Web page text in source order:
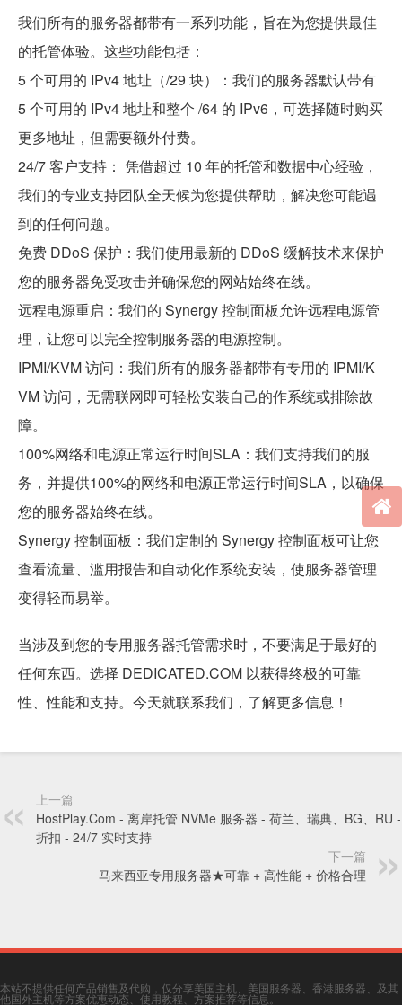
我们所有的服务器都带有一系列功能，旨在为您提供最佳
的托管体验。这些功能包括：
5 个可用的 IPv4 地址（/29 块）：我们的服务器默认带有
5 个可用的 IPv4 地址和整个 /64 的 IPv6，可选择随时购买
更多地址，但需要额外付费。
24/7 客户支持： 凭借超过 10 年的托管和数据中心经验，
我们的专业支持团队全天候为您提供帮助，解决您可能遇
到的任何问题。
免费 DDoS 保护：我们使用最新的 DDoS 缓解技术来保护
您的服务器免受攻击并确保您的网站始终在线。
远程电源重启：我们的 Synergy 控制面板允许远程电源管
理，让您可以完全控制服务器的电源控制。
IPMI/KVM 访问：我们所有的服务器都带有专用的 IPMI/K
VM 访问，无需联网即可轻松安装自己的作系统或排除故
障。
100%网络和电源正常运行时间SLA：我们支持我们的服
务，并提供100%的网络和电源正常运行时间SLA，以确保
您的服务器始终在线。
Synergy 控制面板：我们定制的 Synergy 控制面板可让您
查看流量、滥用报告和自动化作系统安装，使服务器管理
变得轻而易举。
当涉及到您的专用服务器托管需求时，不要满足于最好的
任何东西。选择 DEDICATED.COM 以获得终极的可靠
性、性能和支持。今天就联系我们，了解更多信息！
上一篇
HostPlay.Com - 离岸托管 NVMe 服务器 - 荷兰、瑞典、BG、RU
折扣 - 24/7 实时支持
下一篇
马来西亚专用服务器★可靠 + 高性能 + 价格合理
本站不提供任何产品销售及代购，仅分享美国主机、美国服务器、香港服务器、及其
他国外主机等方案优惠动态、使用教程、方案推荐等信息。